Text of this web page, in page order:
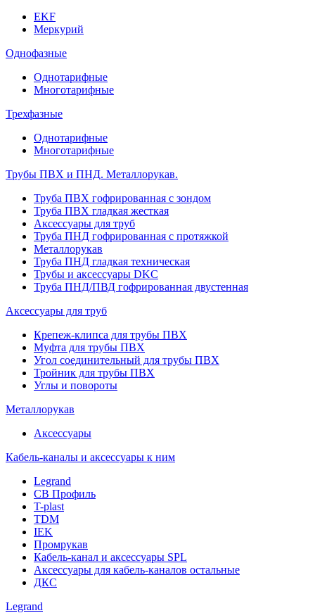
EKF
Меркурий
Однофазные
Однотарифные
Многотарифные
Трехфазные
Однотарифные
Многотарифные
Трубы ПВХ и ПНД. Металлорукав.
Труба ПВХ гофрированная с зондом
Труба ПВХ гладкая жесткая
Аксессуары для труб
Труба ПНД гофрированная с протяжкой
Металлорукав
Труба ПНД гладкая техническая
Трубы и аксессуары DKC
Труба ПНД/ПВД гофрированная двустенная
Аксессуары для труб
Крепеж-клипса для трубы ПВХ
Муфта для трубы ПВХ
Угол соединительный для трубы ПВХ
Тройник для трубы ПВХ
Углы и повороты
Металлорукав
Аксессуары
Кабель-каналы и аксессуары к ним
Legrand
СВ Профиль
T-plast
TDM
IEK
Промрукав
Кабель-канал и аксессуары SPL
Аксессуары для кабель-каналов остальные
ДКС
Legrand